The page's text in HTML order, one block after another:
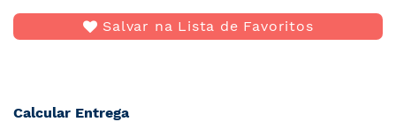
Salvar na Lista de Favoritos
Calcular Entrega